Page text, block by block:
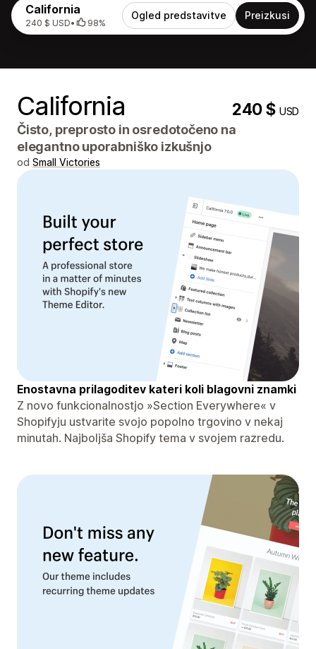
California
240 $ USD• 98%
Ogled predstavitve Preizkusi
California 240 $USD
Čisto, preprosto in osredotočeno na
elegantno uporabniško izkušnjo
od Small Victories
Enostavna prilagoditev kateri koli blagovni znamki
Z novo funkcionalnostjo »Section Everywhere« v
Shopifyju ustvarite svojo popolno trgovino v nekaj
minutah. Najboljša Shopify tema v svojem razredu.